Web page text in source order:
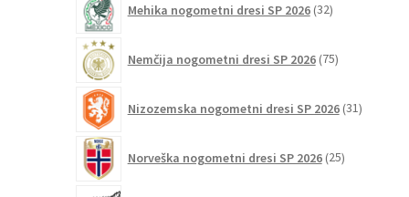
Mehika nogometni dresi SP 2026 32izdelkov
Nemčija nogometni dresi SP 2026 75izdelkov
Nizozemska nogometni dresi SP 2026 31izdelkov
Norveška nogometni dresi SP 2026 25izdelkov